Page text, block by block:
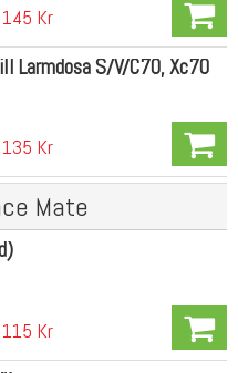
145 Kr
Larmdosa S/V/C70, Xc70
135 Kr
Mate
115 Kr